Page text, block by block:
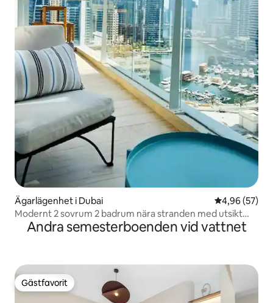
Ägarlägenhet i Dubai 4,96 av 5 i
4,96 (57)
Modernt 2 sovrum 2 badrum nära stranden med utsikt
över småbåtshamnen
Andra semesterboenden vid vattnet
Gästfavorit
Gästfavorit